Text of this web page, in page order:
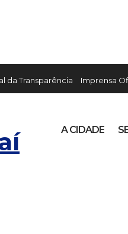
da Transparência Imprensa
A CIDADE